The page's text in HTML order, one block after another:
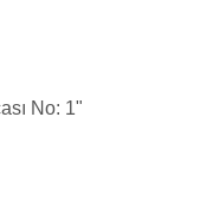
No: 1"